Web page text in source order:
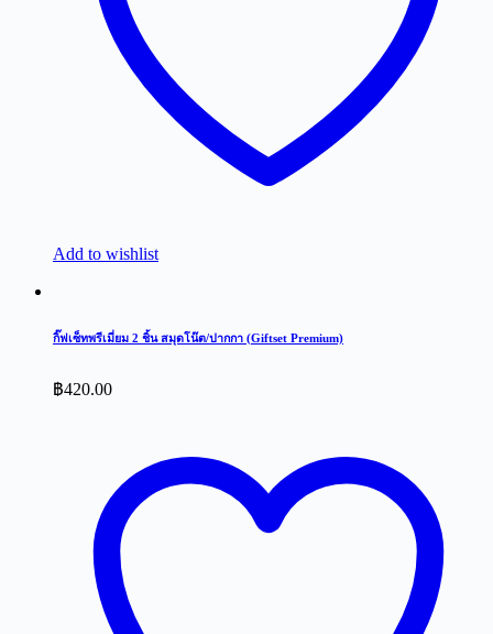
Add to wishlist
กิ๊ฟเซ็ทพรีเมี่ยม 2 ชิ้น สมุดโน๊ต/ปากกา (Giftset Premium)
฿420.00